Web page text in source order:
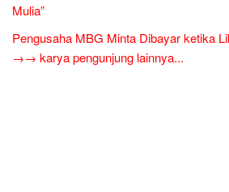
Mulia”
Pengusaha MBG Minta Dibayar ketika
→→ karya pengunjung lainnya...